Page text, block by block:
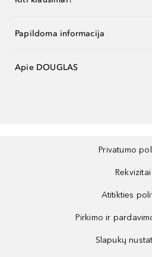
Papildoma informacija
Apie DOUGLAS
Privatumo
Rekvizitai
Atitikties
Pirkimo ir
Slapukų